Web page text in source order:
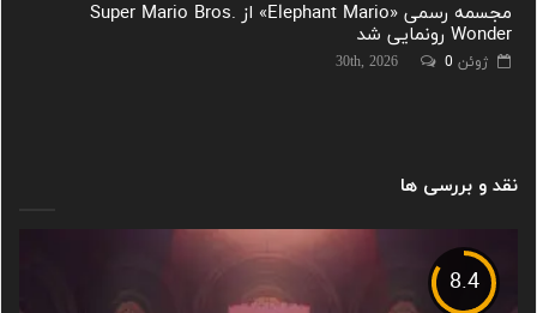
مجسمه رسمی «Elephant Mario» از Super Mario Bros.
Wonder رونمایی شد
ژوئن 30th, 2026 0
نقد و بررسی ها
8.4